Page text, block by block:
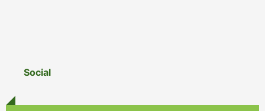
Social